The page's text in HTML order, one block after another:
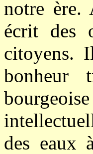
notre ère.
écrit des
citoyens.
bonheur
des eaux